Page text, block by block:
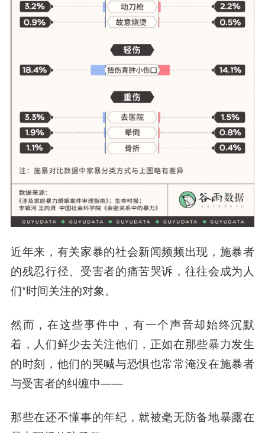
近年来，有关家暴的社会新闻频频出现，施暴者
的残忍行径、受害者的痛苦哭诉，往往会成为人
们*时间关注的对象。
然而，在这些事件中，有一个声音却始终沉默
着，人们鲜少去关注他们，正如在那些暴力发生
的时刻，他们的哭喊与恐惧也常常淹没在施暴者
与受害者的纠缠中——
那些在还不懂事的年纪，就被毫无防备地暴露在